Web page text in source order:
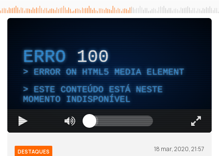
ERRO 100
ERROR ON HTML5 MEDIA ELEMENT
ESTE CONTEÚDO ESTÁ NESTE
MOMENTO INDISPONÍVEL
DESTAQUES 18 mar, 2020, 21:57